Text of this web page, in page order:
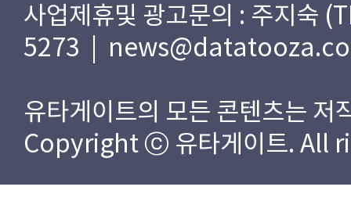
사업제휴및 광고문의 : 주지숙
5273 |
유타게이트의 모든 콘텐츠는 저
Copyright ⓒ 유타게이트. All